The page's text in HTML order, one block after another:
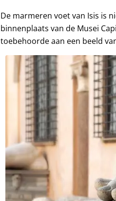
De marmeren voet van Isis is
binnenplaats van de Musei
toebehoorde aan een beeld